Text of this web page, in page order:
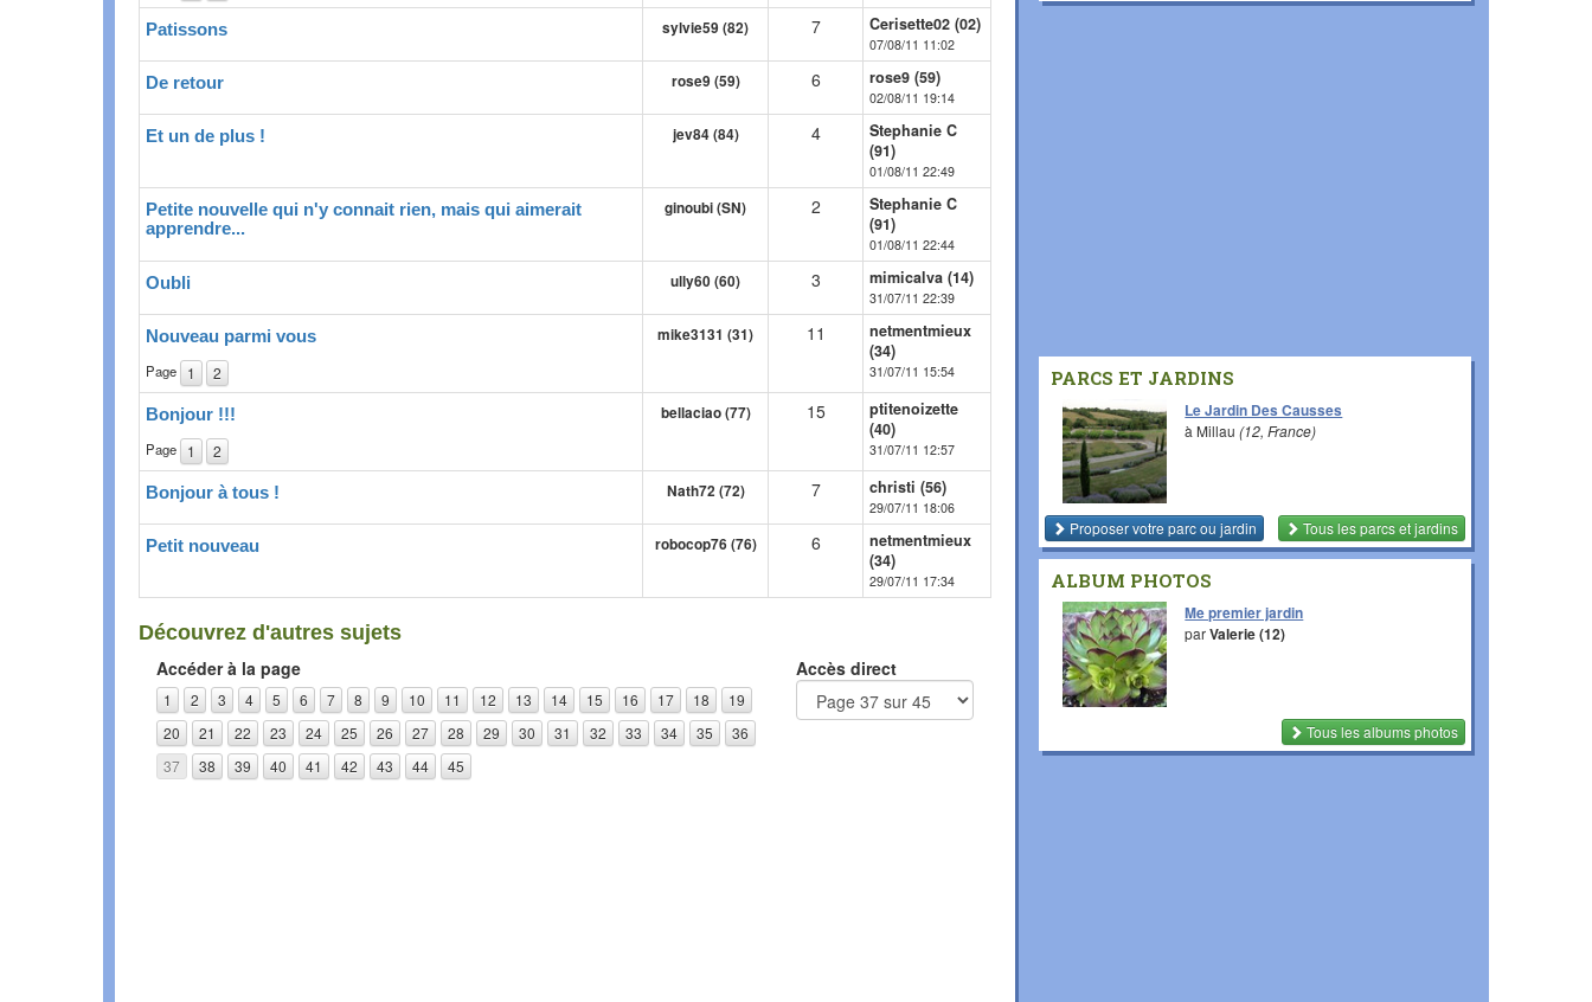
Patissons sylvie59 (82) 7 Cerisette02 (02)
07/08/11 11:02
De retour rose9 (59) 6 rose9 (59)
02/08/11 19:14
Et un de plus ! jev84 (84) 4
Stephanie C
(91)
01/08/11 22:49
Petite nouvelle qui n'y connait rien, mais qui aimerait
apprendre...
ginoubi (SN) 2
Stephanie C
(91)
01/08/11 22:44
Oubli ully60 (60) 3 mimicalva (14)
31/07/11 22:39
Nouveau parmi vous
Page 1 2
mike3131 (31) 11
netmentmieux
(34)
31/07/11 15:54
Bonjour !!!
Page 1 2
bellaciao (77) 15
ptitenoizette
(40)
31/07/11 12:57
Bonjour à tous ! Nath72 (72) 7 christi (56)
29/07/11 18:06
Petit nouveau robocop76 (76) 6
netmentmieux
(34)
29/07/11 17:34
Découvrez d'autres sujets
Accéder à la page
1 2 3 4 5 6 7 8 9 10 11 12 13 14 15 16 17 18
19
20
21 22 23 24 25 26 27 28 29 30 31 32 33 34 35
36
37
38 39 40 41 42 43 44 45
Accès direct
PARCS ET JARDINS
Le Jardin Des Causses
à Millau(12, France)
Proposer votre parc ou jardin Tous les parcs et jardins
ALBUM PHOTOS
Me premier jardin
parValerie (12)
Tous les albums photos